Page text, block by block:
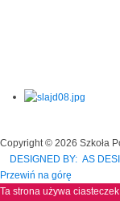
Copyright © 2026 Szkoła
DESIGNED BY: AS
Przewiń na górę
Ta strona używa